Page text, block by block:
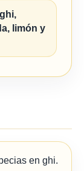
limón y
en ghi.